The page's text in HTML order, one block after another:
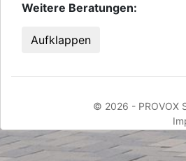
Weitere Beratungen:
Aufklappen
© 2026 - PROVOX